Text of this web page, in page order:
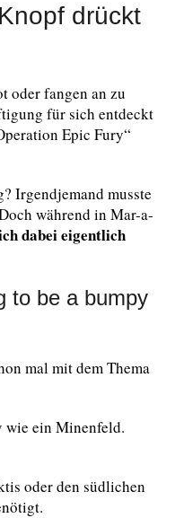
drückt
oder fangen an zu
für sich entdeckt
Epic Fury“
Irgendjemand musste
während in Mar-a-
dabei eigentlich
to be a bumpy
mal mit dem Thema
wie ein Minenfeld.
oder den südlichen